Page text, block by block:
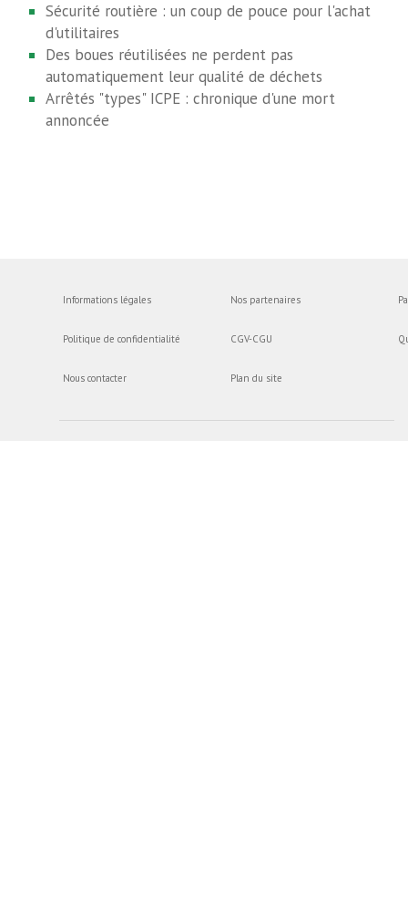
Sécurité routière : un coup de pouce pour l'achat
d'utilitaires
Des boues réutilisées ne perdent pas
automatiquement leur qualité de déchets
Arrêtés "types" ICPE : chronique d'une mort
annoncée
Informations légales
Politique de confidentialité
Nous contacter
Nos partenaires
CGV-CGU
Plan du site